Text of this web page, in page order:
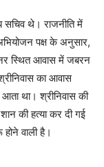
सचिव थे। राजनीति में
पक्ष के अनुसार,
स्थित आवास में जबरन
का आवास
था। श्रीनिवास की
की हत्‍या कर दी गई
वाली है।